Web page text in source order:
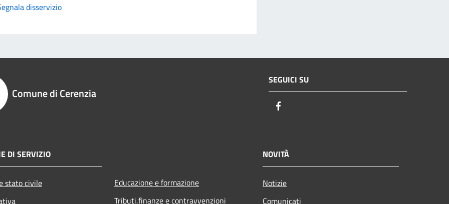
disservizio
Comune di Cerenzia
SEGUICI SU
DI SERVIZIO
stato civile
Educazione e formazione
Tributi,finanze e contravvenzioni
NOVITÀ
Notizie
Comunicati